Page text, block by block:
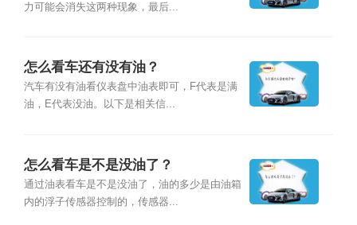
力可能会消失这两种现象，最后...
怎么看车还有没有油？
汽车有没有油看仪表盘中油表即可，F代表是满
油，E代表没油。以下是相关信...
怎么看车是不是没油了？
通过油表看车是不是没油了，油的多少是由油箱
内的浮子传感器控制的，传感器...